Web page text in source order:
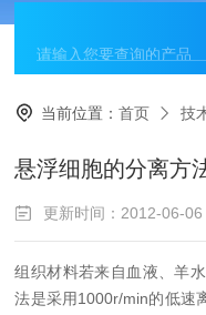
当前位置：首页 技
悬浮细胞的分离方
更新时间：2012-06-06
组织材料若来自血液、羊
法是采用1000r/min的低速